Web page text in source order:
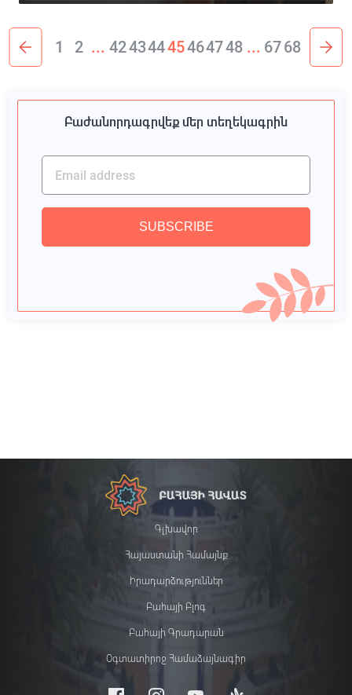
1 2 ... 42434445464748 ... 6768
Բաժանորդագրվեք մեր տեղեկագրին
SUBSCRIBE
Գլխավոր
Հայաստանի Համայնք
Իրադարձություններ
Բահայի Բլոգ
Բահայի Գրադարան
Օգտատիրոջ Համաձայնագիր